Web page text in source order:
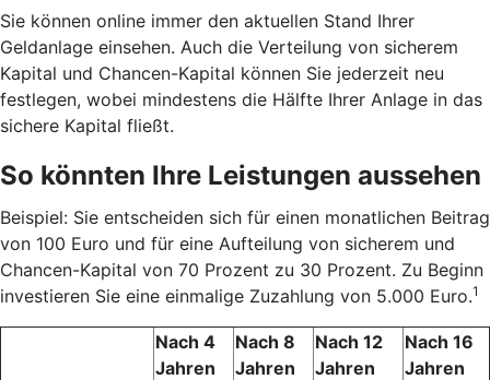
Sie können online immer den aktuellen Stand Ihrer
Geldanlage einsehen. Auch die Verteilung von sicherem
Kapital und Chancen-Kapital können Sie jederzeit neu
festlegen, wobei mindestens die Hälfte Ihrer Anlage in das
sichere Kapital fließt.
So könnten Ihre Leistungen aussehen
Beispiel: Sie entscheiden sich für einen monatlichen Beitrag
von 100 Euro und für eine Aufteilung von sicherem und
Chancen-Kapital von 70 Prozent zu 30 Prozent. Zu Beginn
investieren Sie eine einmalige Zuzahlung von 5.000 Euro.1
Nach 4
Jahren
Nach 8
Jahren
Nach 12
Jahren
Nach 16
Jahren